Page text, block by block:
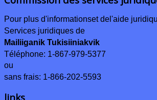
Pour plus d'informationset de l'aide
Services juridiques de
Mailiiganik Tukisiiniakvik
Téléphone: 1-867-979-5377
ou
sans frais: 1-866-202-5593
links